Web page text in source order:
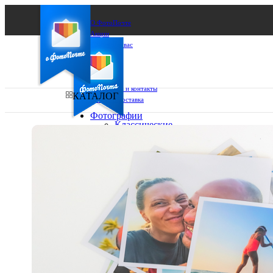
О ФотоПочте
Акции
Сделаем за вас
Бизнесу
FAQ
Франшиза
Поддержка и контакты
Оплата и доставка
Выберите из списка:
КАТАЛОГ
Фотографии
Классические
10х15
15х15
15х20
20х20
20х30
30х30
30х40
Фото
в